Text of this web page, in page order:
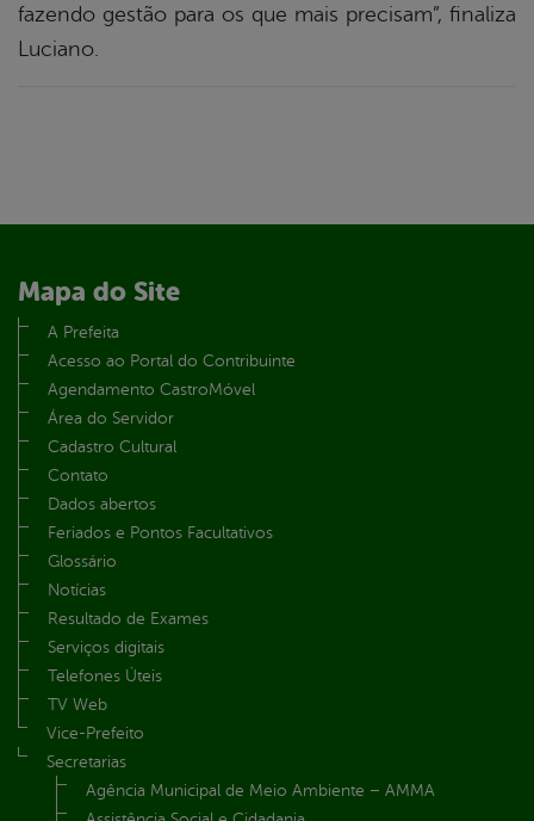
fazendo gestão para os que mais precisam”, finaliza
Luciano.
Mapa do Site
A Prefeita
Acesso ao Portal do Contribuinte
Agendamento CastroMóvel
Área do Servidor
Cadastro Cultural
Contato
Dados abertos
Feriados e Pontos Facultativos
Glossário
Notícias
Resultado de Exames
Serviços digitais
Telefones Úteis
TV Web
Vice-Prefeito
Secretarias
Agência Municipal de Meio Ambiente – AMMA